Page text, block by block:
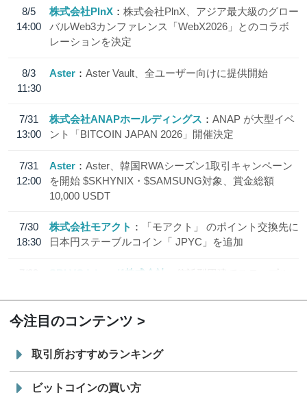
8/5
14:00
株式会社PlnX
株式会社PlnX、アジア最大級のグロー
バルWeb3カンファレンス「WebX2026」とのコラボ
レーションを決定
8/3
11:30
Aster Aster Vault、全ユーザー向けに提供開始
7/31
13:00
株式会社ANAPホールディングス
ANAP が大型イベ
ント「BITCOIN JAPAN 2026」開催決定
7/31
12:00
Aster
Aster、韓国RWAシーズン1取引キャンペーン
を開始 $SKHYNIX・$SAMSUNG対象、賞金総額
10,000 USDT
7/30
18:30
株式会社モアクト
「モアクト」 のポイント交換先に
日本円ステーブルコイン「 JPYC」を追加
7/29
SBI VCトレード株式会社
信託型円建てステーブル
今注目のコンテンツ
取引所おすすめランキング
ビットコインの買い方